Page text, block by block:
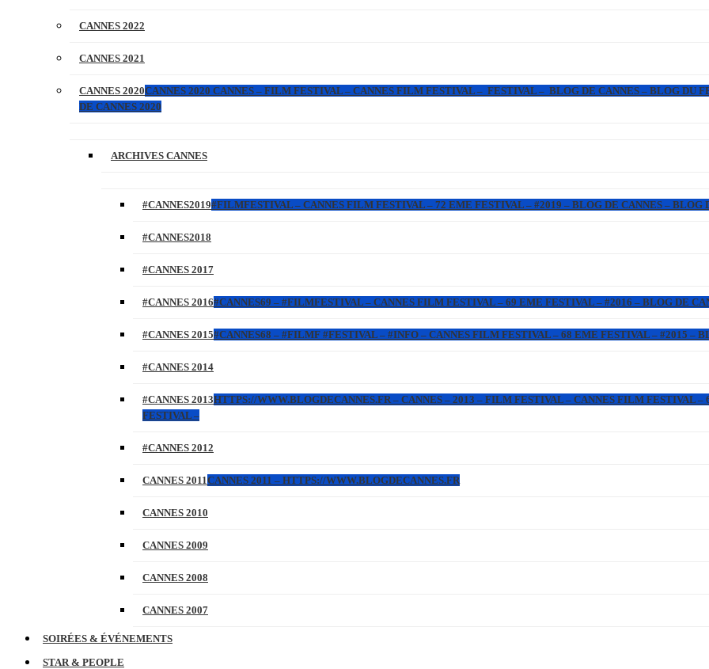
CANNES 2022
CANNES 2021
CANNES 2020CANNES 2020 CANNES – FILM FESTIVAL – CANNES FILM FESTIVAL – FESTIVAL – BLOG DE CANNES – BLOG DU
DE CANNES 2020
ARCHIVES CANNES
#CANNES2019#FILMFESTIVAL – CANNES FILM FESTIVAL – 72 EME FESTIVAL – #2019 – BLOG DE CANNES – BLOG
#CANNES2018
#CANNES 2017
#CANNES 2016#CANNES69 – #FILMFESTIVAL – CANNES FILM FESTIVAL – 69 EME FESTIVAL – #2016 – BLOG DE
#CANNES 2015#CANNES68 – #FILMF #FESTIVAL – #INFO – CANNES FILM FESTIVAL – 68 EME FESTIVAL – #2015 –
#CANNES 2014
#CANNES 2013HTTPS://WWW.BLOGDECANNES.FR – CANNES – 2013 – FILM FESTIVAL – CANNES FILM FESTIVAL
FESTIVAL –
#CANNES 2012
CANNES 2011CANNES 2011 – HTTPS://WWW.BLOGDECANNES.FR
CANNES 2010
CANNES 2009
CANNES 2008
CANNES 2007
SOIRÉES & ÉVÉNEMENTS
STAR & PEOPLE